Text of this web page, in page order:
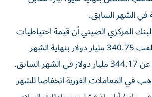
المركزي الصيني أن قيمة احتياطيات
الدولة من الذهب بلغت 340.75 ​مليار دولار بنهاية الشهر
⁠في المعاملات الفورية انخفاضا للشهر